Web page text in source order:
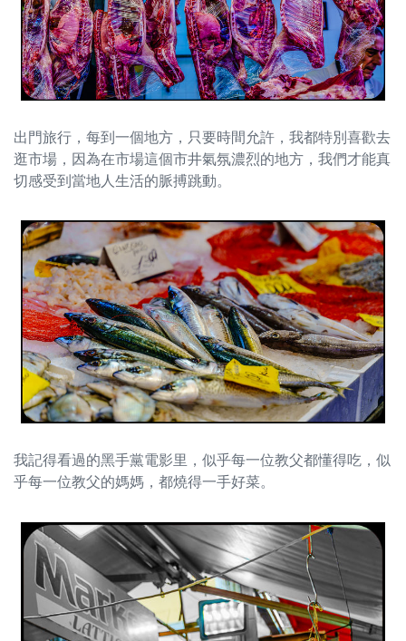
出門旅行，每到一個地方，只要時間允許，我都特別喜歡去
逛市場，因為在市場這個市井氣氛濃烈的地方，我們才能真
切感受到當地人生活的脈搏跳動。
我記得看過的黑手黨電影里，似乎每一位教父都懂得吃，似
乎每一位教父的媽媽，都燒得一手好菜。